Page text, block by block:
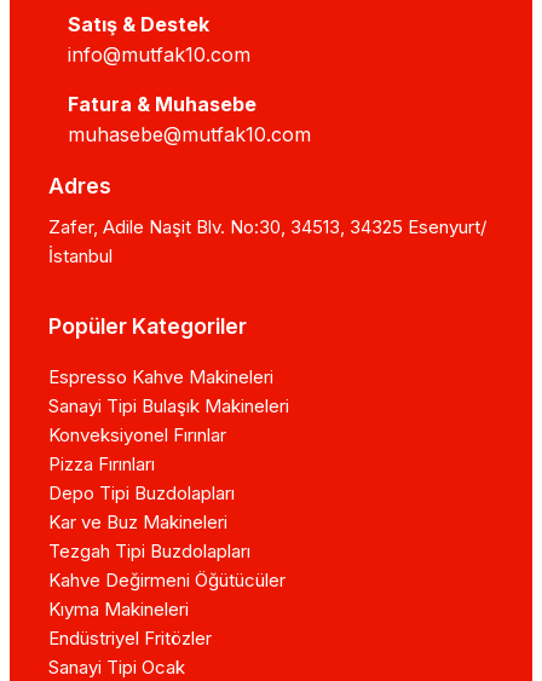
Satış & Destek
info@mutfak10.com
Fatura & Muhasebe
muhasebe@mutfak10.com
Adres
Zafer, Adile Naşit Blv. No:30, 34513, 34325 Esenyurt/
İstanbul
Popüler Kategoriler
Espresso Kahve Makineleri
Sanayi Tipi Bulaşık Makineleri
Konveksiyonel Fırınlar
Pizza Fırınları
Depo Tipi Buzdolapları
Kar ve Buz Makineleri
Tezgah Tipi Buzdolapları
Kahve Değirmeni Öğütücüler
Kıyma Makineleri
Endüstriyel Fritözler
Sanayi Tipi Ocak